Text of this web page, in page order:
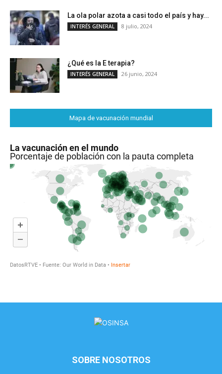
La ola polar azota a casi todo el país y hay...
INTERÉS GENERAL 8 julio, 2024
¿Qué es la E terapia?
INTERÉS GENERAL 26 junio, 2024
Mapa de vacunación mundial
SOBRE NOSOTROS